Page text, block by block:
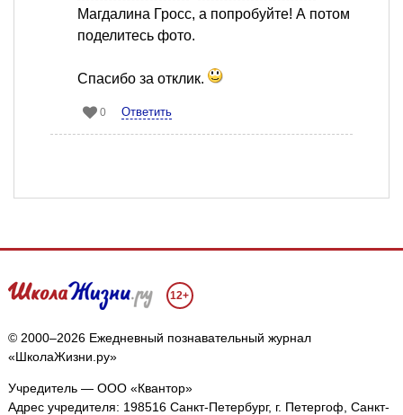
Магдалина Гросс, а попробуйте! А потом
поделитесь фото.
Спасибо за отклик.
0 Ответить
12+
© 2000–2026 Ежедневный познавательный журнал
«ШколаЖизни.ру»
Учредитель — ООО «Квантор»
Адрес учредителя: 198516 Санкт-Петербург, г. Петергоф, Санкт-